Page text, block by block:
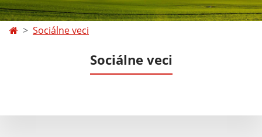
Sociálne veci
Sociálne veci